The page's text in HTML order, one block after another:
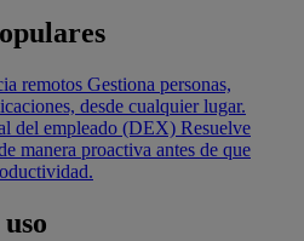
remotos Gestiona personas,
desde cualquier lugar.
del empleado (DEX) Resuelve
manera proactiva antes de que